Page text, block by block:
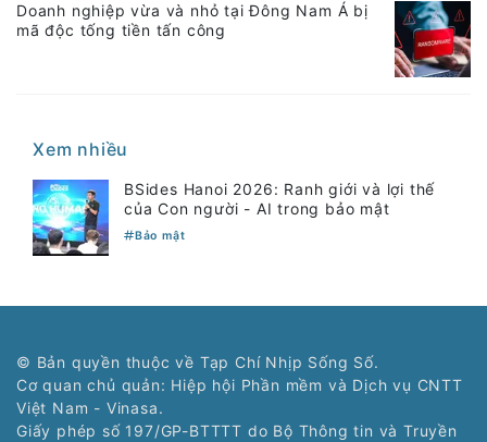
Doanh nghiệp vừa và nhỏ tại Đông Nam Á bị
mã độc tống tiền tấn công
Xem nhiều
BSides Hanoi 2026: Ranh giới và lợi thế
của Con người - AI trong bảo mật
Bảo mật
© Bản quyền thuộc về Tạp Chí Nhịp Sống Số.
Cơ quan chủ quản: Hiệp hội Phần mềm và Dịch vụ CNTT
Việt Nam - Vinasa.
Giấy phép số 197/GP-BTTTT do Bộ Thông tin và Truyền